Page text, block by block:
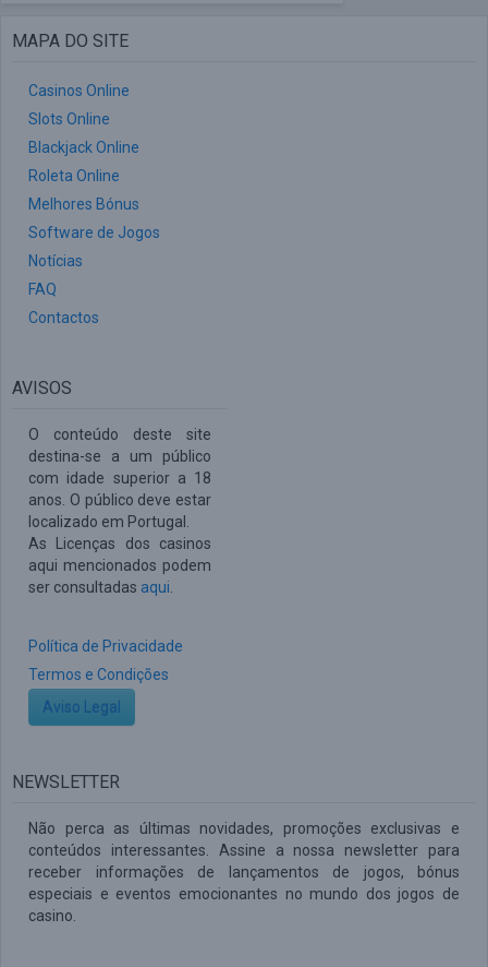
MAPA DO SITE
Casinos Online
Slots Online
Blackjack Online
Roleta Online
Melhores Bónus
Software de Jogos
Notícias
FAQ
Contactos
AVISOS
O conteúdo deste site
destina-se a um público
com idade superior a 18
anos. O público deve estar
localizado em Portugal.
As Licenças dos casinos
aqui mencionados podem
ser consultadas aqui
Política de Privacidade
Termos e Condições
Aviso Legal
NEWSLETTER
Não perca as últimas novidades, promoções exclusivas e
conteúdos interessantes. Assine a nossa newsletter para
receber informações de lançamentos de jogos, bónus
especiais e eventos emocionantes no mundo dos jogos de
casino.